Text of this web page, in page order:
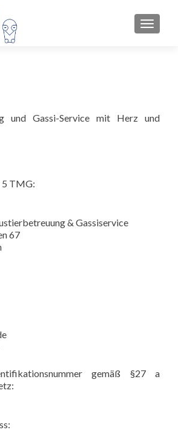
und Gassi-Service mit Herz und
5 TMG:
& Gassiservice
67
gemäß §27 a